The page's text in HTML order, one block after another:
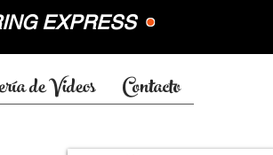
EXPRESS•
de Videos Contacto